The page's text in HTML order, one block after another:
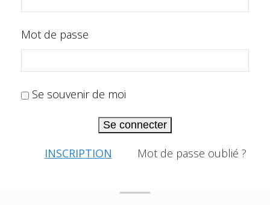
Mot de passe
Se souvenir de moi
Se connecter
INSCRIPTION Mot de passe oublié ?